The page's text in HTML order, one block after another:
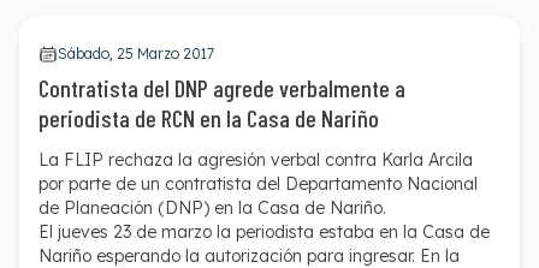
Sábado, 25 Marzo 2017
Contratista del DNP agrede verbalmente a
periodista de RCN en la Casa de Nariño
La FLIP rechaza la agresión verbal contra Karla Arcila
por parte de un contratista del Departamento Nacional
de Planeación (DNP) en la Casa de Nariño.
El jueves 23 de marzo la periodista estaba en la Casa de
Nariño esperando la autorización para ingresar. En la